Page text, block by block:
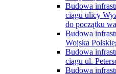
Budowa
ciągu ulicy
do początku
Budowa
Wojska
Budowa
ciągu ul.
Budowa